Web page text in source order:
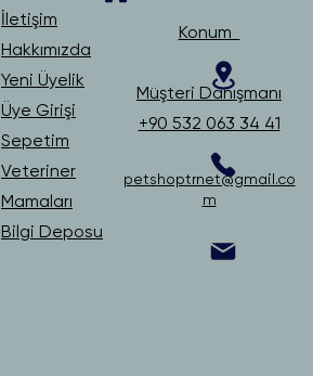
İletişim
Hakkımızda
Yeni Üyelik
Üye Girişi
Sepetim
Veteriner
Mamaları
Bilgi Deposu
Konum
Müşteri Danışmanı
+90 532 063 34 41
petshoptrnet@gmail.co
m